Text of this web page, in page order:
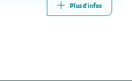
Plus d'infos